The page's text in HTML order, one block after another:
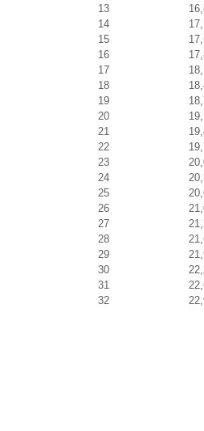
13
14
15
16
17
18
19
20
21
22
23
24
25
26
27
28
29
30
31
32